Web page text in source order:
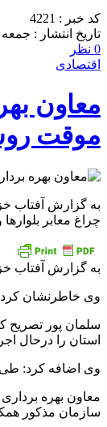
کد خبر : 4221
تاریخ انتشار : جمعه 10 مرداد 1404 - 10:45
0 نظر
اقتصادی
موقت
به گزارش آفتاب
چراغ معابر
به گزارش آفتاب
وی خاطرنشان کرد:
سلمان پور تصریح
استان را درحال
وی اضافه کرد: طی این طرح تاکنون قریب به ۶۰ هزار دستگاه چراغ
معاون بهره
سازمان مذکور